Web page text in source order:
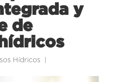
y
de
Hídricos